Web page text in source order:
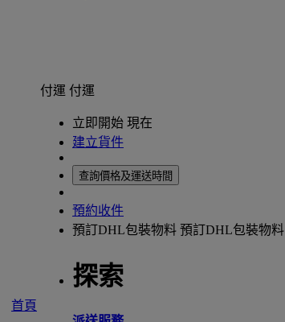
首頁
付運 付運
立即開始 現在
建立貨件
查詢價格及運送時間
預約收件
預訂DHL包裝物料 預訂DHL包裝物料
探索